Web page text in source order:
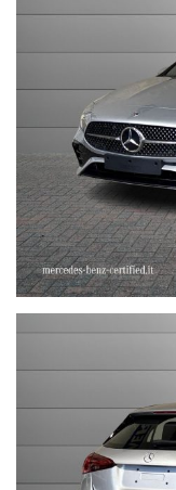
FINANZIAMENTO €
LA INVITIAMO A
- UN RECAPITO
- IN CASO DI AUTO
IMMATRICOLAZIONE,
STEFAUTO
VIA BENTINI, 111
sales@stefauto.it -
Stefauto S.p.a.